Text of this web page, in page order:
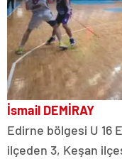
İsmail DEMİRAY
Edirne bölgesi U 16
ilçeden 3, Keşan